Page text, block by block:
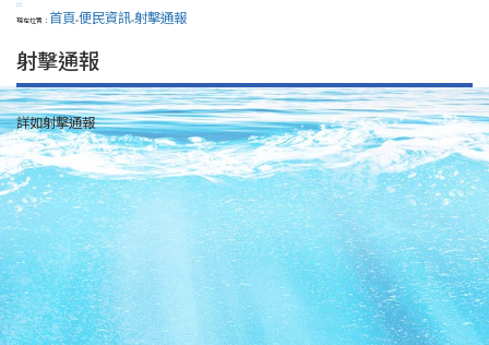
:::
現在位置： 首頁>便民資訊>射擊通報
射擊通報
詳如射擊通報